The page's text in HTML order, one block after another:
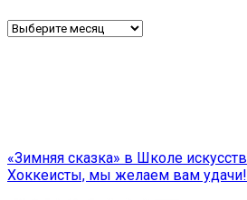
Архив
Навигация
по
«Зимняя сказка» в Школе искусств
Хоккеисты, мы желаем вам удачи!